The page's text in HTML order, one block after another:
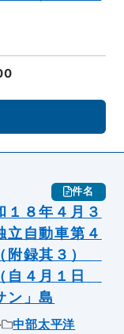
件名
８年４月３
自動車第４
附録其３）
自４月１日
」島
中部太平洋